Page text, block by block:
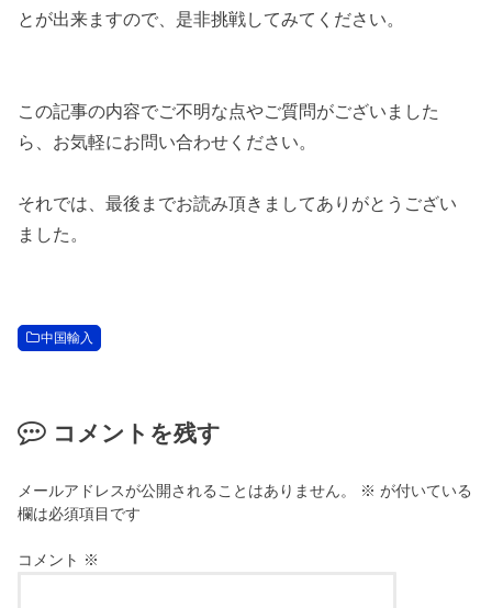
とが出来ますので、是非挑戦してみてください。
この記事の内容でご不明な点やご質問がございました
ら、お気軽にお問い合わせください。
それでは、最後までお読み頂きましてありがとうござい
ました。
中国輸入
コメントを残す
メールアドレスが公開されることはありません。 ※ が付いている
欄は必須項目です
コメント ※